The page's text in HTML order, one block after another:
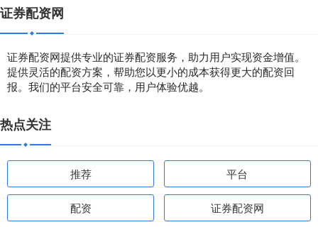
证券配资网
证券配资网提供专业的证券配资服务，助力用户实现资金增值。
提供灵活的配资方案，帮助您以更小的成本获得更大的配资回
报。我们的平台安全可靠，用户体验优越。
热点关注
推荐 平台
配资 证券配资网